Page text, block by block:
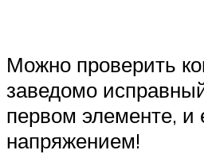
Можно проверить
заведомо
первом элементе, и
напряжением!